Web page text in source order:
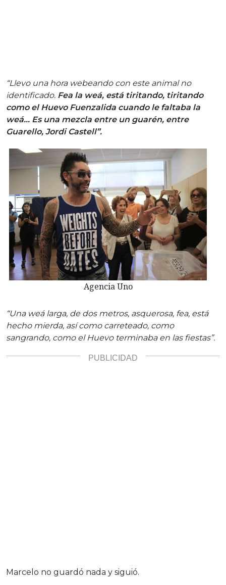
“Llevo una hora webeando con este animal no
identificado. Fea la weá, está tiritando, tiritando
como el Huevo Fuenzalida cuando le faltaba la
weá… Es una mezcla entre un guarén, entre
Guarello, Jordi Castell”.
Agencia Uno
“Una weá larga, de dos metros, asquerosa, fea, está
hecho mierda, así como carreteado, como
sangrando, como el Huevo terminaba en las fiestas”.
Marcelo no guardó nada y siguió.